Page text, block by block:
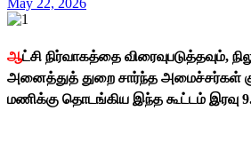
ஆட்சி நிர்வாகத்தை விரைவுபடுத்தவும்,
அனைத்துத் துறை சார்ந்த அமைச்சர்கள்
மணிக்கு தொடங்கிய இந்த கூட்டம் இரவு